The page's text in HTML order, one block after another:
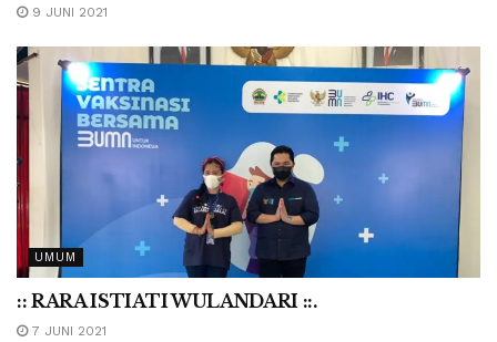
9 JUNI 2021
UMUM
:: RARA ISTIATI WULANDARI ::.
7 JUNI 2021